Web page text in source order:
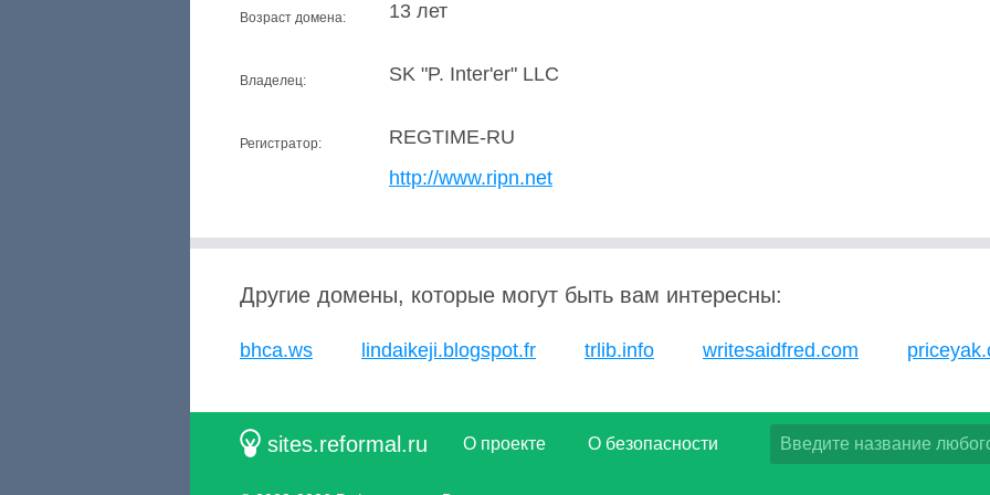
Возраст домена: 13 лет
Владелец: SK "P. Inter'er" LLC
Регистратор:
REGTIME-RU
http://www.ripn.net
Другие домены, которые могут быть вам интересны:
bhca.ws lindaikeji.blogspot.fr trlib.info writesaidfred.com
sites.reformal.ru О проекте О безопасности